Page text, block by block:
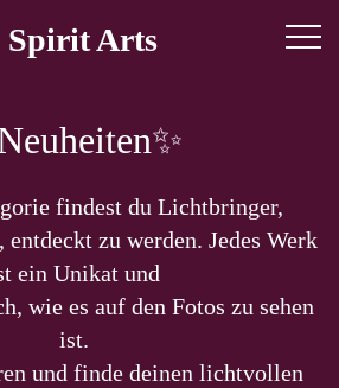
Spirit Arts
findest du Lichtbringer,
zu werden. Jedes Werk
ein Unikat und
wie es auf den Fotos zu sehen
ist.
und finde deinen lichtvollen